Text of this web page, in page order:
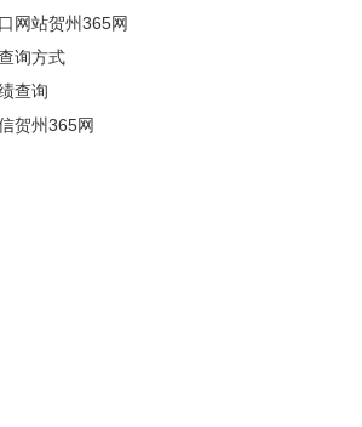
网站贺州365网
询方式
查询
贺州365网